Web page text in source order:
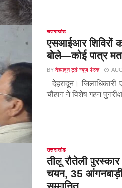
उत्तराखंड
एसआईआर शिविरों
बोले—कोई पात्र
BY देहरादून टुडे न्यूज़ डेस्क
देहरादून। जिलाधिकारी
चौहान ने विशेष गहन
उत्तराखंड
तीलू रौतेली
चयन, 35 आंगनबाड़ी